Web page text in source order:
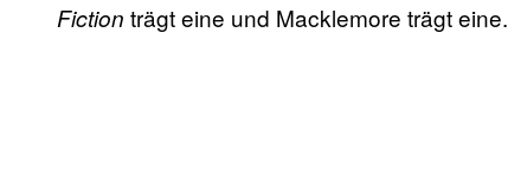
Fiction trägt eine und Macklemore trägt eine.